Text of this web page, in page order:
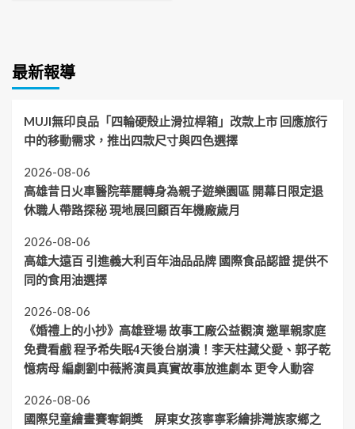
最新報導
MUJI無印良品「四輪硬殼止滑拉桿箱」改款上市 回應旅行
中的移動需求，推出四款尺寸與四色選擇
2026-08-06
高雄昔日火車醫院華麗轉身為親子遊樂園區 開幕日限定退
休職人帶路探秘 現地展回顧百年機廠歲月
2026-08-06
高雄大遠百 引進義大利百年油品品牌 國際食品認證 提供不
同的食用油選擇
2026-08-06
《婚禮上的小抄》高雄登場 故事工廠公益觀演 邀單親家庭
免費看戲 程予希失眠4天後台崩潰！李天柱藏父愛、郭子乾
憶病母 編劇劉中薇將演員真實故事放進劇本 更令人動容
2026-08-06
國際兒童繪畫賽奪銅獎 屏東女孩寧寧彩繪排灣族家鄉之